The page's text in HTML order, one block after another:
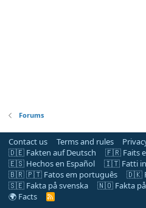
Forums
Contact us Terms and rules
🇩🇪 Fakten auf Deutsch
🇫🇷 Faits
🇪🇸 Hechos en Español
🇮🇹 Fatti in
🇧🇷 🇵🇹 Fatos em português
🇩🇰
🇸🇪 Fakta på svenska
🇳🇴 Fakta
🌍 Facts
R